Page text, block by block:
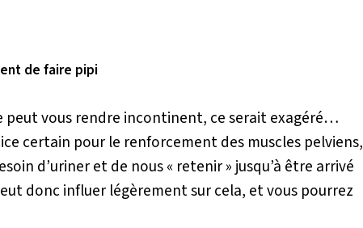
de faire pipi
peut vous rendre incontinent, ce serait exagéré…
certain pour le renforcement des muscles pelviens,
d’uriner et de nous « retenir » jusqu’à être arrivé
donc influer légèrement sur cela, et vous pourrez